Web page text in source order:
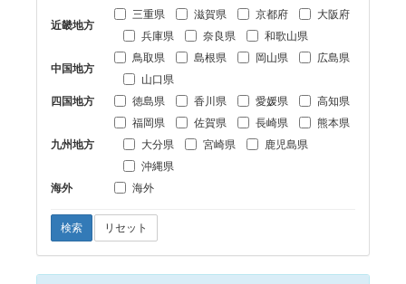
近畿地方
三重県 滋賀県 京都府
大阪府
兵庫県
奈良県 和歌山県
中国地方
鳥取県 島根県 岡山県
広島県
山口県
四国地方
徳島県 香川県 愛媛県 高知県
九州地方
福岡県 佐賀県 長崎県
熊本県
大分県
宮崎県
鹿児島県
沖縄県
海外
海外
検索 リセット